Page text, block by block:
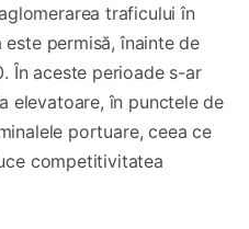
traficului în
permisă, înainte de
În aceste perioade s-ar
elevatoare, în punctele de
portuare, ceea ce
competitivitatea